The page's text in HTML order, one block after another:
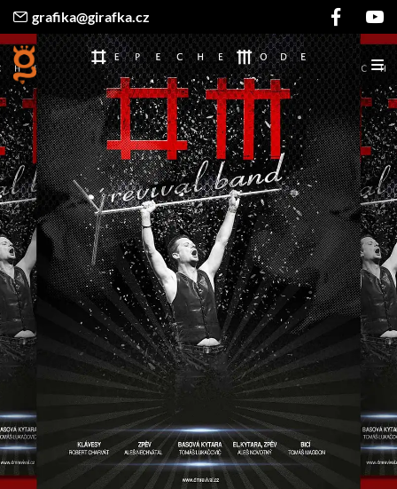
grafika@girafka.cz